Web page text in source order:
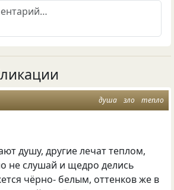
душа зло тепло
душу, другие лечат теплом,
не слушай и щедро делись
чёрно- белым, оттенков же в